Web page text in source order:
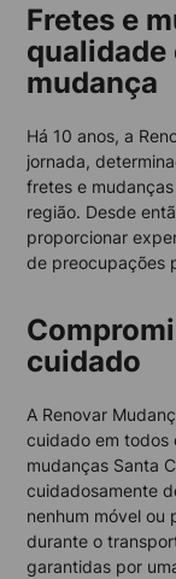
Fretes e
qualidade
mudança
Há 10 anos, a
jornada,
fretes e
região. Desde
proporcionar
de preocupações
cuidado
A Renovar
cuidado em todos
mudanças Santa
cuidadosamente
nenhum móvel ou
durante o
garantidas por